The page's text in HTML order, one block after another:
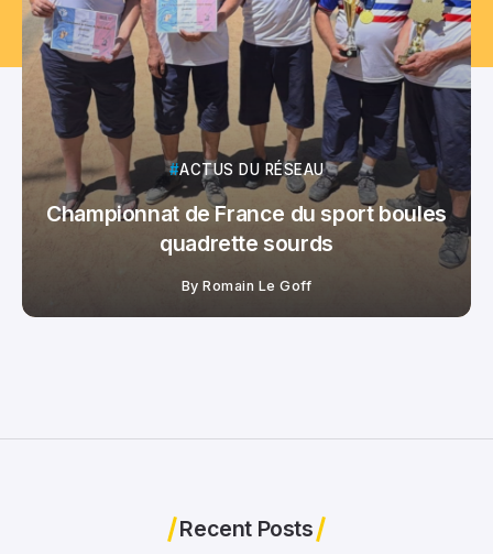
ACTUS DU RÉSEAU
Championnat de France du sport boules
quadrette sourds
By Romain Le Goff
Recent Posts